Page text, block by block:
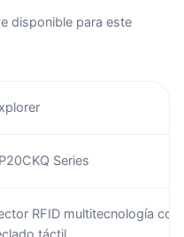
disponible para este
Series
RFID multitecnología